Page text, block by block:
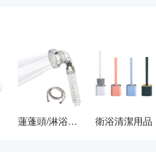
蓮蓬頭/淋浴設備 衛浴清潔用品